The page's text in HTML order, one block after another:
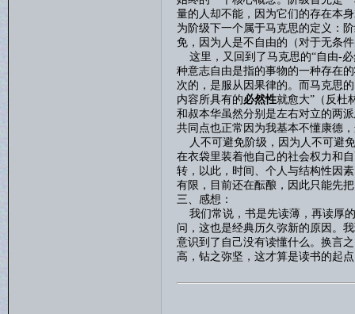
量的人却不能，因为它们的存在本
为阶级下一个属于马克思的定义：
免，因为人是不自由的（对于无条
这里，又回到了马克思的“自由-必
种意志自由是指的事物的一种存在
次的，是服从因果律的。而马克思
内容所具有的必然性就愈大”（反杜
和叔本华虽然分别是左右对立的两
共同点也正常因为我基本不懂康德
人不可避免阶级，因为人不可避
在衣袋里装着他自己的社会权力和
转，以此，时间、个人与结构性因
有限，目前还在酝酿，因此只能先
三、感想：
我们常说，书是先读薄，再读厚
问，这也是经典历久弥新的原因。
意识到了自己没有读懂什么。换言
高，钻之弥坚，这才算是读书的起